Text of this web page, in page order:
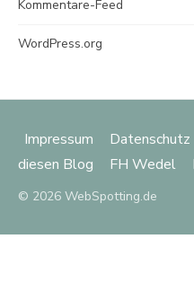
Kommentare-Feed
WordPress.org
Impressum Datenschutz
diesen Blog
FH Wedel
© 2026 WebSpotting.de